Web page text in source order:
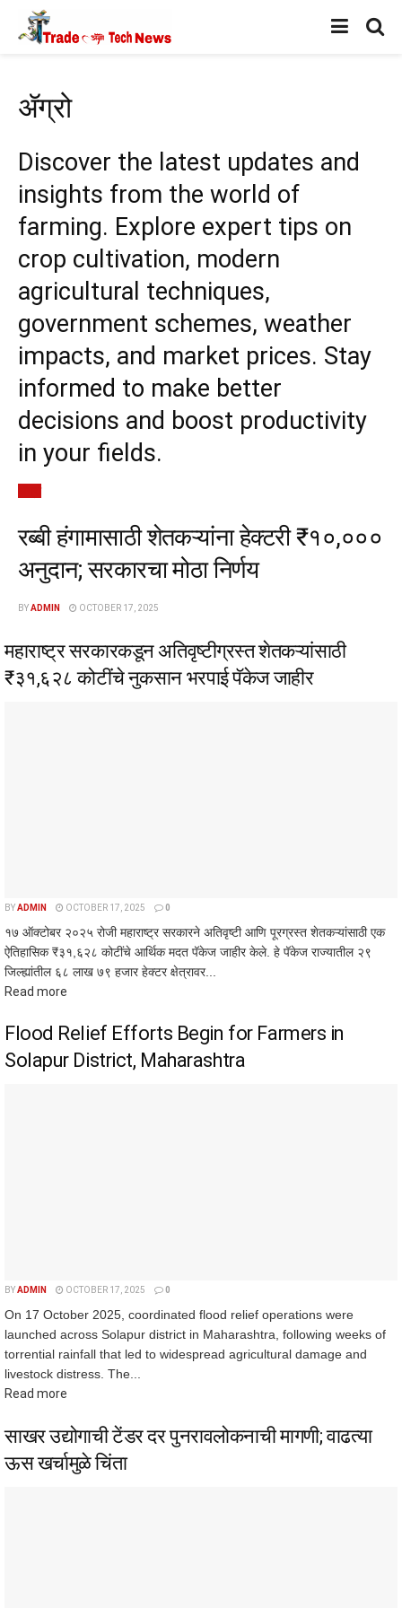
ॲग्रो
Discover the latest updates and
insights from the world of
farming. Explore expert tips on
crop cultivation, modern
agricultural techniques,
government schemes, weather
impacts, and market prices. Stay
informed to make better
decisions and boost productivity
in your fields.
रब्बी हंगामासाठी शेतकऱ्यांना हेक्टरी ₹१०,०००
अनुदान; सरकारचा मोठा निर्णय
BYADMIN OCTOBER 17, 2025
महाराष्ट्र सरकारकडून अतिवृष्टीग्रस्त शेतकऱ्यांसाठी
₹३१,६२८ कोटींचे नुकसान भरपाई पॅकेज जाहीर
BYADMIN OCTOBER 17, 2025 0
१७ ऑक्टोबर २०२५ रोजी महाराष्ट्र सरकारने अतिवृष्टी आणि पूरग्रस्त शेतकऱ्यांसाठी एक
ऐतिहासिक ₹३१,६२८ कोटींचे आर्थिक मदत पॅकेज जाहीर केले. हे पॅकेज राज्यातील २९
जिल्ह्यांतील ६८ लाख ७९ हजार हेक्टर क्षेत्रावर...
Read more
Flood Relief Efforts Begin for Farmers in
Solapur District, Maharashtra
BYADMIN OCTOBER 17, 2025 0
On 17 October 2025, coordinated flood relief operations were
launched across Solapur district in Maharashtra, following weeks of
torrential rainfall that led to widespread agricultural damage and
livestock distress. The...
Read more
साखर उद्योगाची टेंडर दर पुनरावलोकनाची मागणी; वाढत्या
ऊस खर्चामुळे चिंता